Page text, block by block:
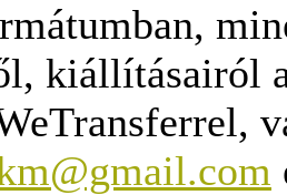
kiállításairól